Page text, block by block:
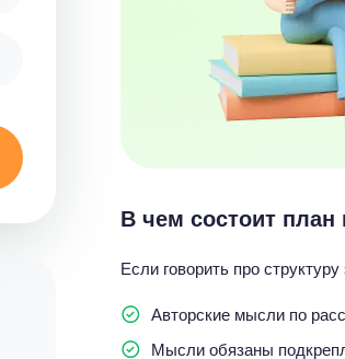
В чем состоит план
Если говорить про
Авторские мысли по
Мысли обязаны